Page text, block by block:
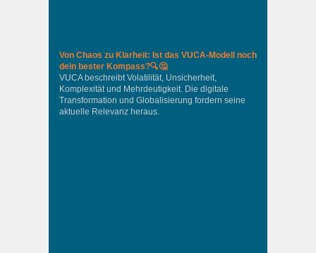
Von Chaos zu Klarheit: Ist das VUCA-Modell noch
dein bester Kompass?🔍🤔
VUCA beschreibt Volatilität, Unsicherheit,
Komplexität und Mehrdeutigkeit. Die digitale
Transformation und Globalisierung fordern seine
aktuelle Relevanz heraus.